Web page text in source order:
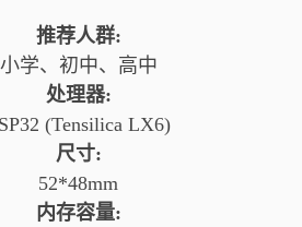
推荐人群:
小学、初中、高中
处理器:
(Tensilica LX6)
尺寸:
52*48mm
内存容量: